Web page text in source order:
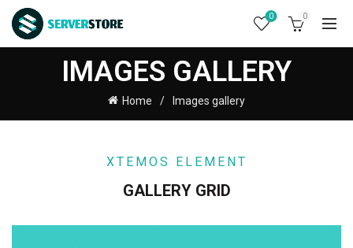
0 0
IMAGES GALLERY
Home Images gallery
XTEMOS ELEMENT
GALLERY GRID